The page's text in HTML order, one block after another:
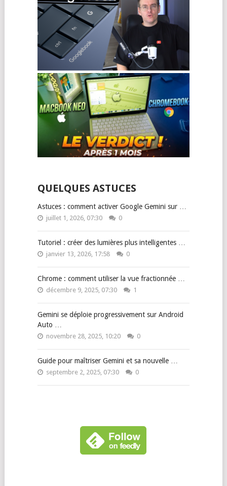
QUELQUES ASTUCES
Astuces : comment activer Google Gemini sur …
juillet 1, 2026, 07:30 0
Tutoriel : créer des lumières plus intelligentes …
janvier 13, 2026, 17:58 0
Chrome : comment utiliser la vue fractionnée …
décembre 9, 2025, 07:30 1
Gemini se déploie progressivement sur Android
Auto …
novembre 28, 2025, 10:20 0
Guide pour maîtriser Gemini et sa nouvelle …
septembre 2, 2025, 07:30 0